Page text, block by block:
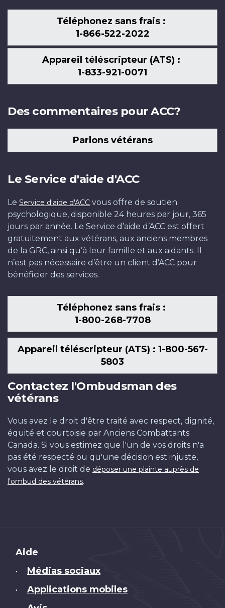
Téléphonez sans frais :
1-866-522-2022
Appareil téléscripteur (ATS) :
1-833-921-0071
Des commentaires pour ACC?
Parlons vétérans
Le Service d'aide d'ACC
Le Service d'aide d'ACC vous offre de soutien
psychologique, disponible 24 heures par jour, 365
jours par année. Le Service d’aide d’ACC est offert
gratuitement aux vétérans, aux anciens membres
de la GRC, ainsi qu’à leur famille et aux aidants. Il
n’est pas nécessaire d’être un client d’ACC pour
bénéficier des services.
Téléphonez sans frais :
1-800-268-7708
Appareil téléscripteur (ATS) : 1-800-567-
5803
Contactez l'Ombudsman des
vétérans
Vous avez le droit d'être traité avec respect, dignité,
équité et courtoisie par Anciens Combattants
Canada. Si vous estimez que l'un de vos droits n'a
pas été respecté ou qu'une décision est injuste,
vous avez le droit de déposer une plainte auprès de
l'ombud des vétérans.
Brand
Aide
• Médias sociaux
• Applications mobiles